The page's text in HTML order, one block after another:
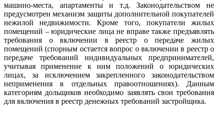
машино-места, апартаменты и т.д. Законодательством не
предусмотрен механизм защиты дополнительной покупателей
нежилой недвижимости. Кроме того, покупатели жилых
помещений – юридические лица не вправе также предъявлять
требования о включении в реестр о передаче жилых
помещений (спорным остается вопрос о включении в реестр о
передаче требований индивидуальных предпринимателей,
учитывая применение к ним положений о юридических
лицах, за исключением закрепленного законодательством
неприменения в отдельных правоотношениях). Данным
категориям дольщиков необходимо заявлять свои требования
для включения в реестр денежных требований застройщика.